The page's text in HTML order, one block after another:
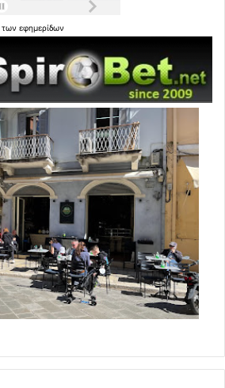
των εφημερίδων